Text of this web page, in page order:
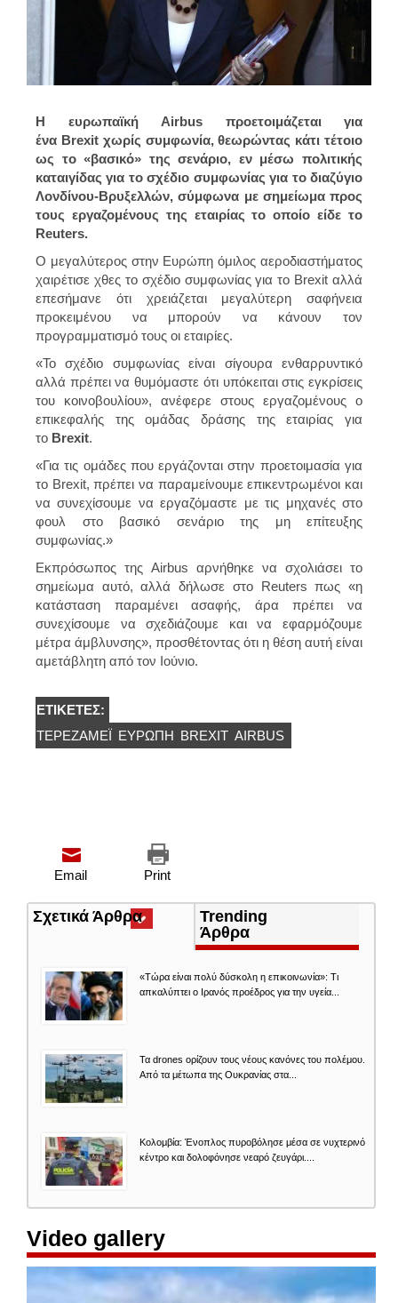
Η ευρωπαϊκή Airbus προετοιμάζεται για
ένα Brexit χωρίς συμφωνία, θεωρώντας κάτι τέτοιο
ως το «βασικό» της σενάριο, εν μέσω πολιτικής
καταιγίδας για το σχέδιο συμφωνίας για το διαζύγιο
Λονδίνου-Βρυξελλών, σύμφωνα με σημείωμα προς
τους εργαζομένους της εταιρίας το οποίο είδε το
Reuters.
Ο μεγαλύτερος στην Ευρώπη όμιλος αεροδιαστήματος
χαιρέτισε χθες το σχέδιο συμφωνίας για το Brexit αλλά
επεσήμανε ότι χρειάζεται μεγαλύτερη σαφήνεια
προκειμένου να μπορούν να κάνουν τον
προγραμματισμό τους οι εταιρίες.
«Το σχέδιο συμφωνίας είναι σίγουρα ενθαρρυντικό
αλλά πρέπει να θυμόμαστε ότι υπόκειται στις εγκρίσεις
του κοινοβουλίου», ανέφερε στους εργαζομένους ο
επικεφαλής της ομάδας δράσης της εταιρίας για
το Brexit.
«Για τις ομάδες που εργάζονται στην προετοιμασία για
το Brexit, πρέπει να παραμείνουμε επικεντρωμένοι και
να συνεχίσουμε να εργαζόμαστε με τις μηχανές στο
φουλ στο βασικό σενάριο της μη επίτευξης
συμφωνίας.»
Εκπρόσωπος της Airbus αρνήθηκε να σχολιάσει το
σημείωμα αυτό, αλλά δήλωσε στο Reuters πως «η
κατάσταση παραμένει ασαφής, άρα πρέπει να
συνεχίσουμε να σχεδιάζουμε και να εφαρμόζουμε
μέτρα άμβλυνσης», προσθέτοντας ότι η θέση αυτή είναι
αμετάβλητη από τον Ιούνιο.
ΕΤΙΚΈΤΕΣ:
ΤΕΡΈΖΑΜΈΙ ΕΥΡΏΠΗ BREXIT AIRBUS
Print
Email
Σχετικά Άρθρα(ενεργή
καρτέλα)
Trending
Άρθρα
«Τώρα είναι πολύ δύσκολη η επικοινωνία»: Τι
απκαλύπτει ο Ιρανός προέδρος για την υγεία...
Τα drones ορίζουν τους νέους κανόνες του πολέμου.
Από τα μέτωπα της Ουκρανίας στα...
Κολομβία: Ένοπλος πυροβόλησε μέσα σε νυχτερινό
κέντρο και δολοφόνησε νεαρό ζευγάρι....
Video gallery